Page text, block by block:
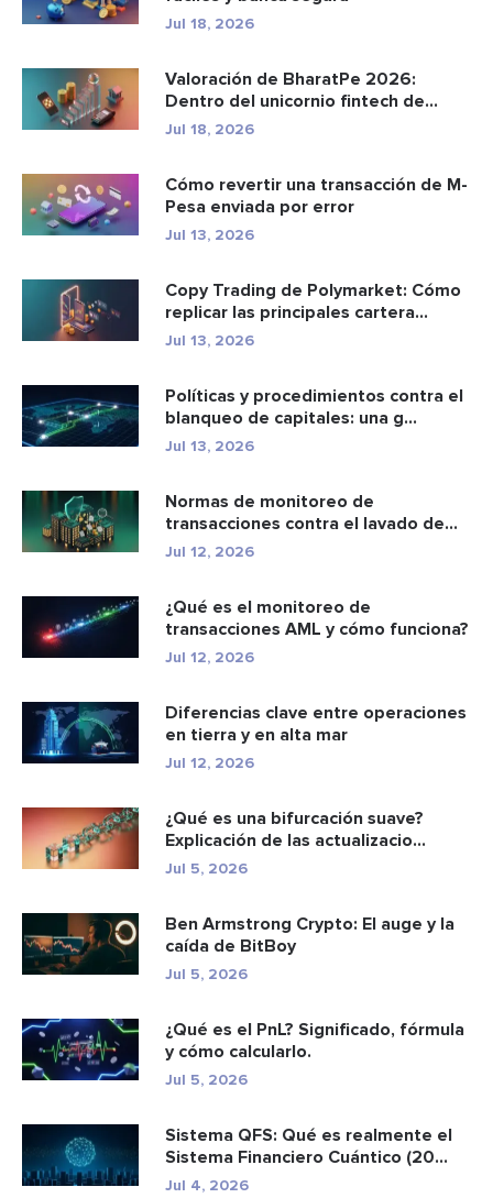
Jul 18, 2026
Valoración de BharatPe 2026:
Dentro del unicornio fintech de
2.85...
Jul 18, 2026
Cómo revertir una transacción de M-
Pesa enviada por error
Jul 13, 2026
Copy Trading de Polymarket: Cómo
replicar las principales cartera...
Jul 13, 2026
Políticas y procedimientos contra el
blanqueo de capitales: una g...
Jul 13, 2026
Normas de monitoreo de
transacciones contra el lavado de
dinero: c...
Jul 12, 2026
¿Qué es el monitoreo de
transacciones AML y cómo funciona?
Jul 12, 2026
Diferencias clave entre operaciones
en tierra y en alta mar
Jul 12, 2026
¿Qué es una bifurcación suave?
Explicación de las actualizacio...
Jul 5, 2026
Ben Armstrong Crypto: El auge y la
caída de BitBoy
Jul 5, 2026
¿Qué es el PnL? Significado, fórmula
y cómo calcularlo.
Jul 5, 2026
Sistema QFS: Qué es realmente el
Sistema Financiero Cuántico (20...
Jul 4, 2026